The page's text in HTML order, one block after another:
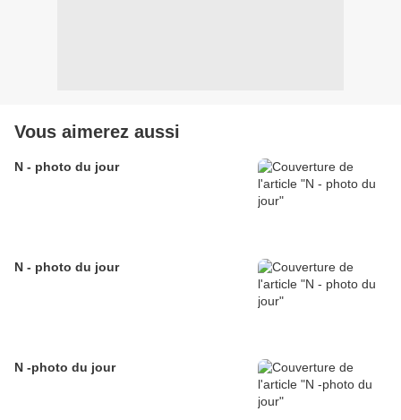
Vous aimerez aussi
N - photo du jour
N - photo du jour
N -photo du jour